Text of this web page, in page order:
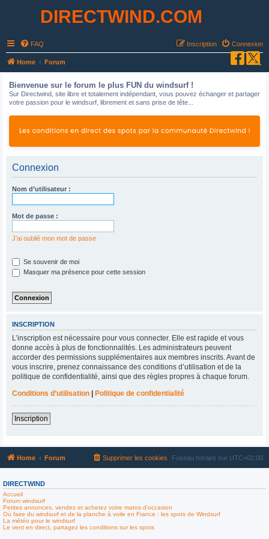
DIRECTWIND.COM
FAQ Connexion
Inscription
Home Forum
Bienvenue sur le forum le plus FUN du windsurf !
Sur Directwind, site libre et totalement indépendant, vous pouvez échanger et partager
votre passion pour le windsurf, librement et sans prise de tête...
Connexion
Nom d’utilisateur :
Mot de passe :
J’ai oublié mon mot de passe
Se souvenir de moi
Masquer ma présence pour cette session
INSCRIPTION
L’inscription est nécessaire pour vous connecter. Elle est rapide et vous
donne accès à plus de fonctionnalités. Les administrateurs peuvent
accorder des permissions supplémentaires aux membres inscrits. Avant de
vous inscrire, prenez connaissance des conditions d’utilisation et de la
politique de confidentialité, ainsi que des règles propres à chaque forum.
Conditions d’utilisation
Politique de confidentialité
Inscription
Home Forum Fuseau horaire sur UTC+02:00
Supprimer les cookies
DIRECTWIND
Accueil
Forum windsurf
Petites annonces, vendez et achetez votre matos d'occasion
Où faire du windsurf et de la planche à voile en France : les spots de Windsurf
La météo pour le windsurf
Le vent en direct, partagez les conditions sur les spots